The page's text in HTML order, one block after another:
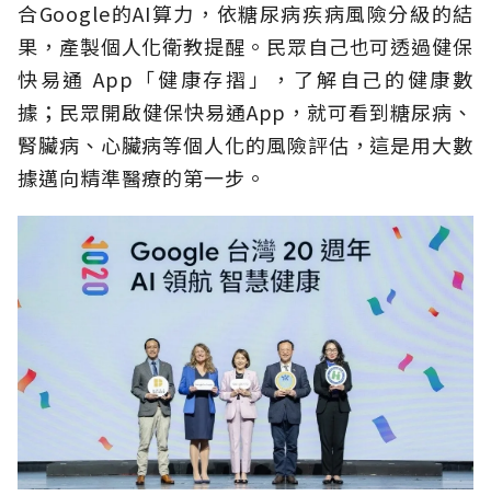
合Google的AI算力，依糖尿病疾病風險分級的結
果，產製個人化衛教提醒。民眾自己也可透過健保
快易通 App「健康存摺」，了解自己的健康數
據；民眾開啟健保快易通App，就可看到糖尿病、
腎臟病、心臟病等個人化的風險評估，這是用大數
據邁向精準醫療的第一步。